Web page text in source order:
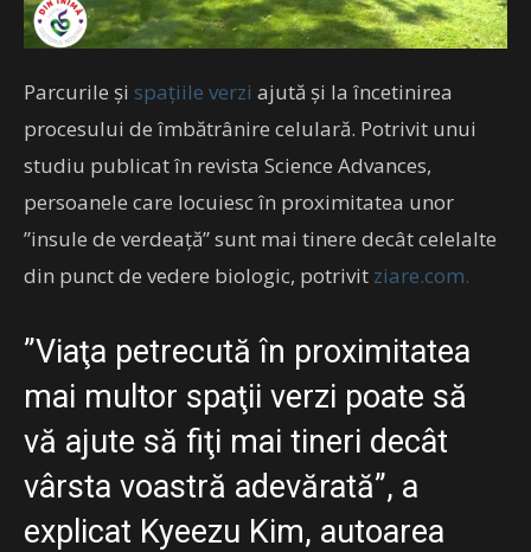
Parcurile şi spaţiile verzi ajută şi la încetinirea
procesului de îmbătrânire celulară. Potrivit unui
studiu publicat în revista Science Advances,
persoanele care locuiesc în proximitatea unor
”insule de verdeaţă” sunt mai tinere decât celelalte
din punct de vedere biologic, potrivit ziare.com.
”Viaţa petrecută în proximitatea
mai multor spaţii verzi poate să
vă ajute să fiţi mai tineri decât
vârsta voastră adevărată”, a
explicat Kyeezu Kim, autoarea